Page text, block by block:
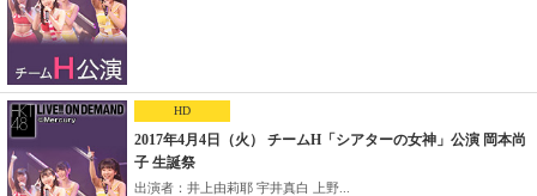
HD
2017年4月4日（火） チームH「シアターの女神」公演 岡本尚
子 生誕祭
出演者：井上由莉耶 宇井真白 上野...